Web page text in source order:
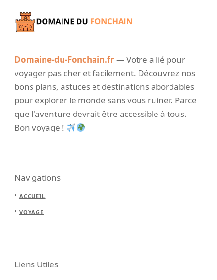
Domaine-du-Fonchain.fr— Votre allié pour
voyager pas cher et facilement. Découvrez nos
bons plans, astuces et destinations abordables
pour explorer le monde sans vous ruiner. Parce
que l'aventure devrait être accessible à tous.
Bon voyage !
Navigations
ACCUEIL
VOYAGE
Liens Utiles